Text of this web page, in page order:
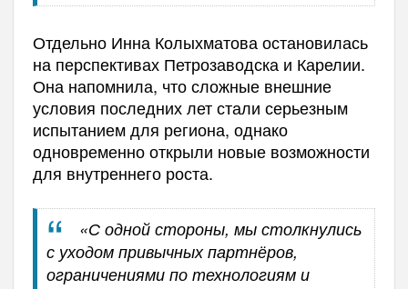
Отдельно Инна Колыхматова остановилась
на перспективах Петрозаводска и Карелии.
Она напомнила, что сложные внешние
условия последних лет стали серьезным
испытанием для региона, однако
одновременно открыли новые возможности
для внутреннего роста.
«С одной стороны, мы столкнулись
с уходом привычных партнёров,
ограничениями по технологиям и